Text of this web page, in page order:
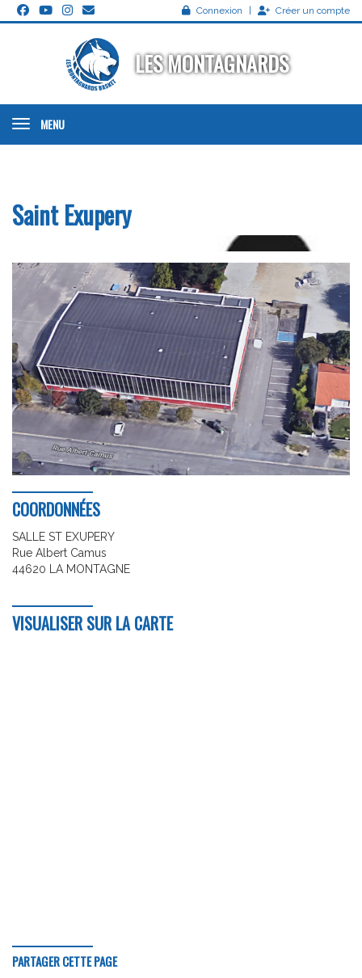
Connexion Créer un compte
LES MONTAGNARDS
MENU
Saint Exupery
COORDONNÉES
SALLE ST EXUPERY
Rue Albert Camus
44620 LA MONTAGNE
VISUALISER SUR LA CARTE
PARTAGER CETTE PAGE
Panneau de gestion des cookies